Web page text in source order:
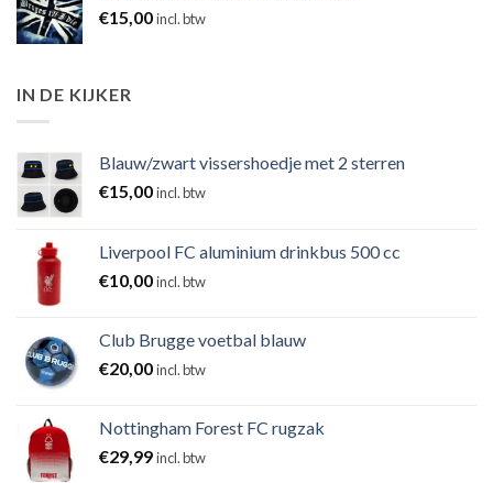
€15,00incl. btw
IN DE KIJKER
Blauw/zwart vissershoedje met 2 sterren
€15,00incl. btw
Liverpool FC aluminium drinkbus 500 cc
€10,00incl. btw
Club Brugge voetbal blauw
€20,00incl. btw
Nottingham Forest FC rugzak
€29,99incl. btw